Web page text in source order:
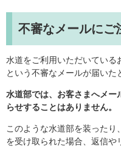
不審なメールにご
水道をご利用いただいている
という不審なメールが届いた
水道部では、お客さまへメー
らせすることはありません。
このような水道部を装った
を受け取られた場合、返信